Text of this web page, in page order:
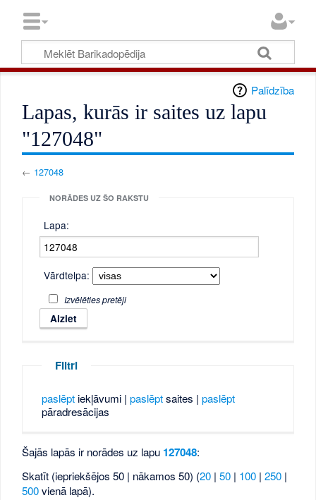
Palīdzība
Lapas, kurās ir saites uz lapu
"127048"
← 127048
NORĀDES UZ ŠO RAKSTU
Lapa:
Vārdtelpa:
Izvēlēties pretēji
Filtri
paslēptiekļāvumi | paslēptsaites | paslēpt
pāradresācijas
Šajās lapās ir norādes uz lapu 127048:
Skatīt (iepriekšējos 50 | nākamos 50) (20 |50 | 100 |250 |
500vienā lapā).